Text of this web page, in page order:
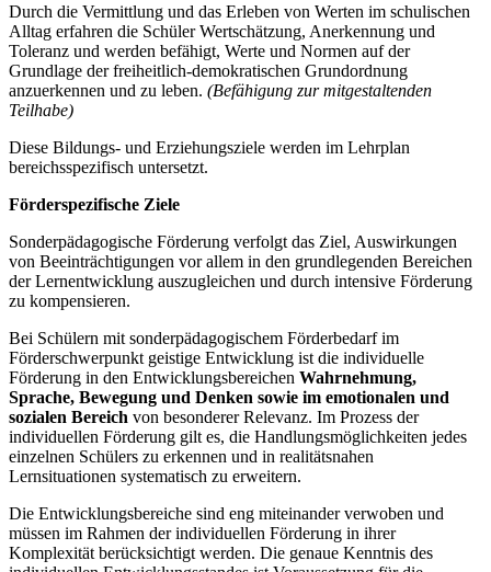
Durch die Vermittlung und das Erleben von Werten im schulischen
Alltag erfahren die Schüler Wertschätzung, Anerkennung und
Toleranz und werden befähigt, Werte und Normen auf der
Grundlage der freiheitlich-demokratischen Grundordnung
anzuerkennen und zu leben. (Befähigung zur mitgestaltenden
Teilhabe)
Diese Bildungs- und Erziehungsziele werden im Lehrplan
bereichsspezifisch untersetzt.
Förderspezifische Ziele
Sonderpädagogische Förderung verfolgt das Ziel, Auswirkungen
von Beeinträchtigungen vor allem in den grundlegenden Bereichen
der Lernentwicklung auszugleichen und durch intensive Förderung
zu kompensieren.
Bei Schülern mit sonderpädagogischem Förderbedarf im
Förderschwerpunkt geistige Entwicklung ist die individuelle
Förderung in den Entwicklungsbereichen Wahrnehmung,
Sprache, Bewegung und Denken sowie im emotionalen und
sozialen Bereich von besonderer Relevanz. Im Prozess der
individuellen Förderung gilt es, die Handlungsmöglichkeiten jedes
einzelnen Schülers zu erkennen und in realitätsnahen
Lernsituationen systematisch zu erweitern.
Die Entwicklungsbereiche sind eng miteinander verwoben und
müssen im Rahmen der individuellen Förderung in ihrer
Komplexität berücksichtigt werden. Die genaue Kenntnis des